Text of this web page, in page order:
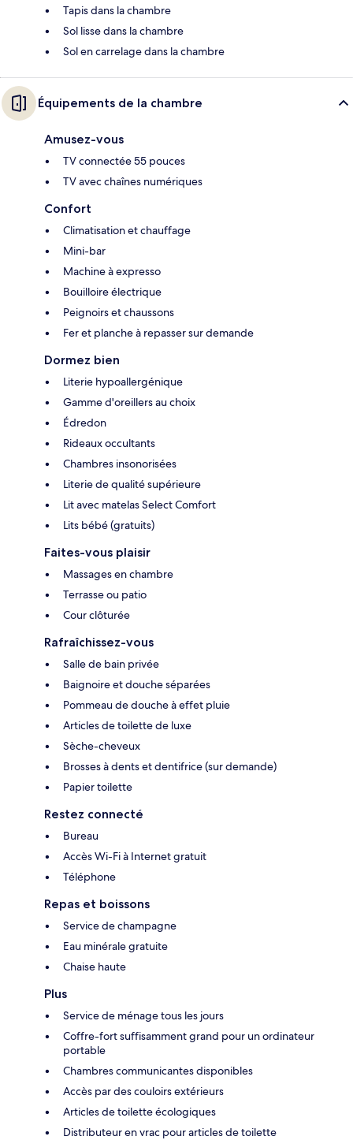
Tapis dans la chambre
Sol lisse dans la chambre
Sol en carrelage dans la chambre
Équipements de la chambre
Amusez-vous
TV connectée 55 pouces
TV avec chaînes numériques
Confort
Climatisation et chauffage
Mini-bar
Machine à expresso
Bouilloire électrique
Peignoirs et chaussons
Fer et planche à repasser sur demande
Dormez bien
Literie hypoallergénique
Gamme d'oreillers au choix
Édredon
Rideaux occultants
Chambres insonorisées
Literie de qualité supérieure
Lit avec matelas Select Comfort
Lits bébé (gratuits)
Faites-vous plaisir
Massages en chambre
Terrasse ou patio
Cour clôturée
Rafraîchissez-vous
Salle de bain privée
Baignoire et douche séparées
Pommeau de douche à effet pluie
Articles de toilette de luxe
Sèche-cheveux
Brosses à dents et dentifrice (sur demande)
Papier toilette
Restez connecté
Bureau
Accès Wi-Fi à Internet gratuit
Téléphone
Repas et boissons
Service de champagne
Eau minérale gratuite
Chaise haute
Plus
Service de ménage tous les jours
Coffre-fort suffisamment grand pour un ordinateur
portable
Chambres communicantes disponibles
Accès par des couloirs extérieurs
Articles de toilette écologiques
Distributeur en vrac pour articles de toilette